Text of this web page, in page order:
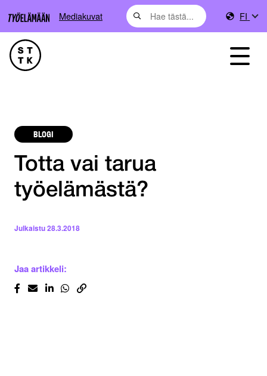
Mediakuvat FI
BLOGI
Totta vai tarua
työelämästä?
Julkaistu28.3.2018
Jaa artikkeli: